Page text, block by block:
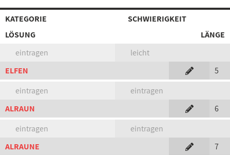
KATEGORIE
SCHWIERIGKEIT
LÖSUNG
LÄNGE
eintragen
leicht
ELFEN
5
eintragen
eintragen
ALRAUN
6
eintragen
eintragen
ALRAUNE
7